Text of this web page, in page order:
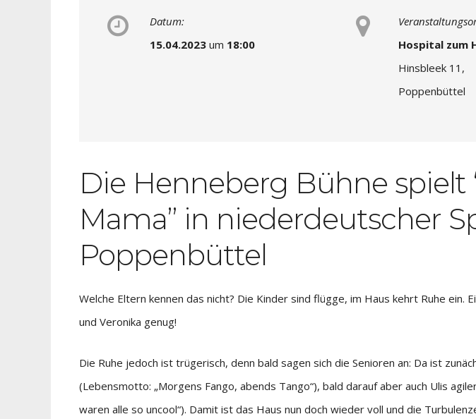
Datum:
15.04.2023 um 18:00
Hospital zum
Hinsbleek 11,
Poppenbüttel
Die Henneberg Bühne spielt
Mama” in niederdeutscher
Poppenbüttel
Welche Eltern kennen das nicht? Die Kinder sind flügge, im Haus kehrt Ruhe ein.
und Veronika genug!
Die Ruhe jedoch ist trügerisch, denn bald sagen sich die Senioren an: Da ist
(Lebensmotto: „Morgens Fango, abends Tango“), bald darauf aber auch Ulis
waren alle so uncool“). Damit ist das Haus nun doch wieder voll und die